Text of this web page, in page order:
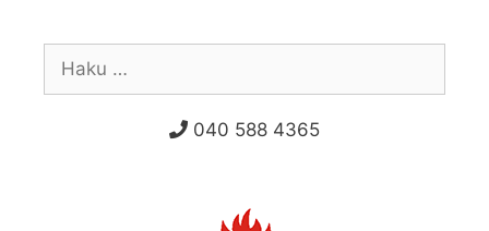
sisältöön
Haku:
040 588 4365